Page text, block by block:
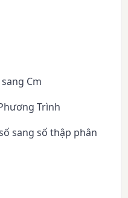
Cm
Trình
sang số thập phân